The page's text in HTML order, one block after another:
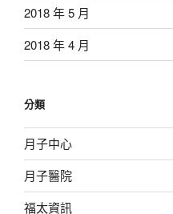
2018 年 5 月
2018 年 4 月
分類
月子中心
月子醫院
福太資訊